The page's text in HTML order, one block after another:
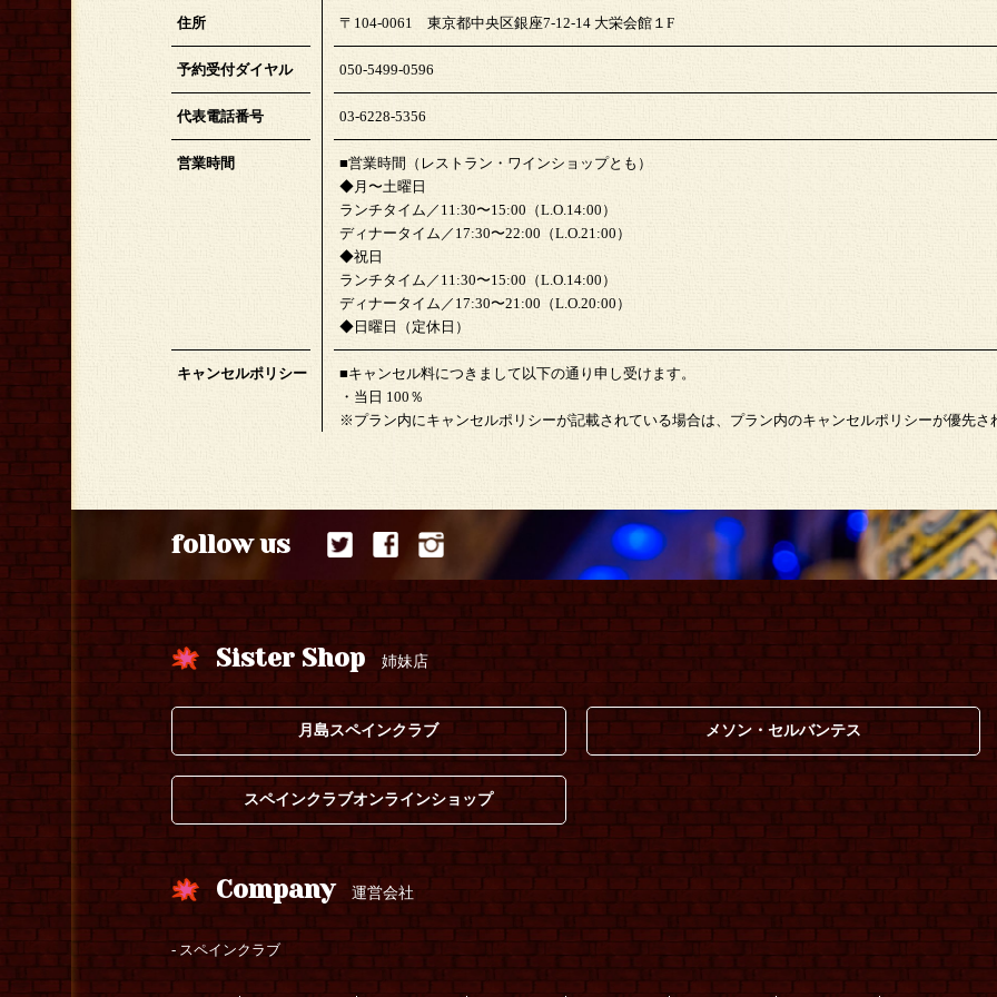
住所 〒104-0061 東京都中央区銀座7-12-14 大栄会館１F
予約受付ダイヤル 050-5499-0596
代表電話番号 03-6228-5356
営業時間
■営業時間（レストラン・ワインショップとも）
◆月〜土曜日
ランチタイム／11:30〜15:00（L.O.14:00）
ディナータイム／17:30〜22:00（L.O.21:00）
◆祝日
ランチタイム／11:30〜15:00（L.O.14:00）
ディナータイム／17:30〜21:00（L.O.20:00）
◆日曜日（定休日）
キャンセルポリシー
■キャンセル料につきまして以下の通り申し受けます。
・当日 100％
※プラン内にキャンセルポリシーが記載されている場合は、プラン内のキャンセルポリシーが優先さ
follow us
Sister Shop 姉妹店
月島スペインクラブ メソン・セルバンテス
スペインクラブオンラインショップ
Company 運営会社
スペインクラブ